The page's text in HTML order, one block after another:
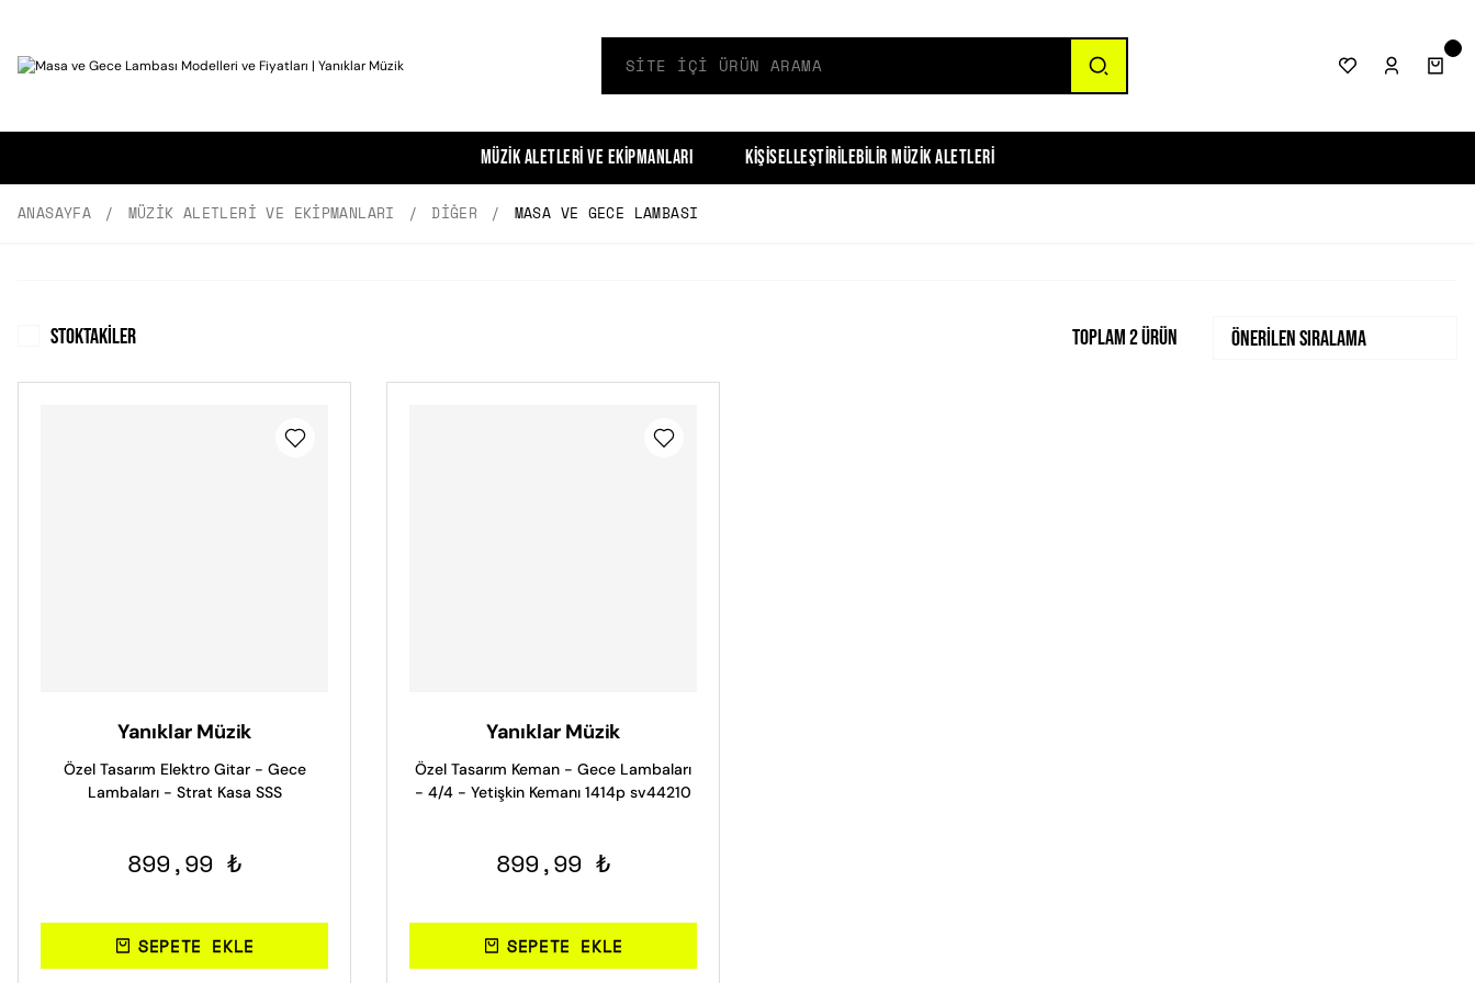
Müzik Aletleri ve Ekipmanları Kişiselleştirilebilir Müzik Aletleri
ANASAYFA MÜZIK ALETLERI VE EKIPMANLARI DIĞER MASA VE GECE LAMBASI
Stoktakiler Toplam 2 ürün
Yanıklar Müzik
Özel Tasarım Elektro Gitar - Gece
Lambaları - Strat Kasa SSS
899,99 ₺
SEPETE EKLE
Yanıklar Müzik
Özel Tasarım Keman - Gece Lambaları
- 4/4 - Yetişkin Kemanı 1414p sv44210
899,99 ₺
SEPETE EKLE